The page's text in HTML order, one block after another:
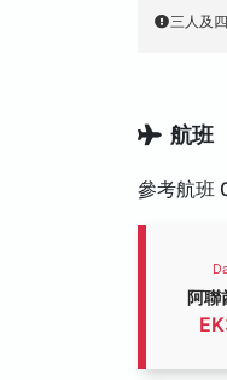
三人及
航班
參考航班
阿聯